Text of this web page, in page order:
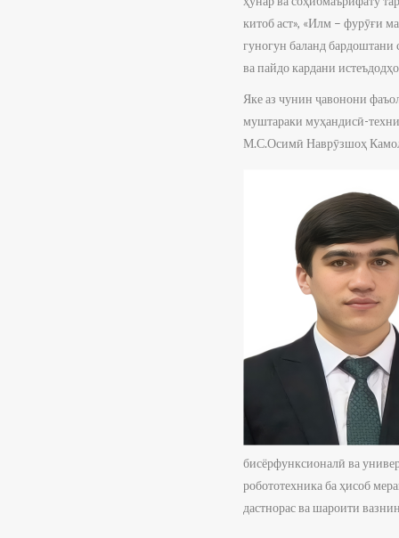
китоб аст», «Илм – фурӯғи
гуногун баланд бардоштани
ва пайдо кардани
Яке аз чунин ҷавонони
муштараки муҳандисӣ-
М.С.Осимӣ Наврӯзшоҳ
бисёрфунксионалӣ ва
робототехника ба ҳисоб
дастнорас ва шароити